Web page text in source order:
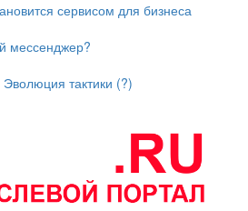
сервисом для бизнеса
мессенджер?
тактики (?)